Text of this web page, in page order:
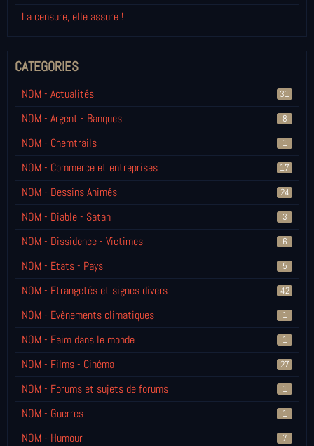
La censure, elle assure !
CATEGORIES
NOM - Actualités 31
NOM - Argent - Banques 8
NOM - Chemtrails 1
NOM - Commerce et entreprises 17
NOM - Dessins Animés 24
NOM - Diable - Satan 3
NOM - Dissidence - Victimes 6
NOM - Etats - Pays 5
NOM - Etrangetés et signes divers 42
NOM - Evènements climatiques 1
NOM - Faim dans le monde 1
NOM - Films - Cinéma 27
NOM - Forums et sujets de forums 1
NOM - Guerres 1
NOM - Humour 7